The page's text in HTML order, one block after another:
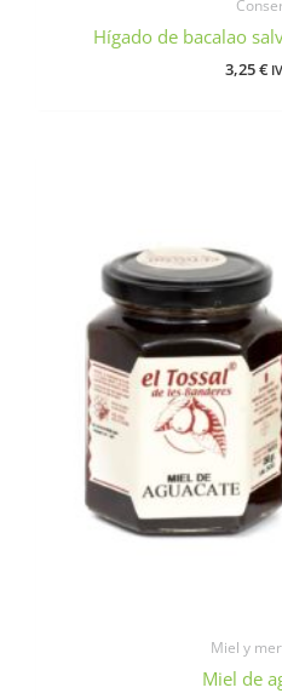
Hígado de bacalao
3,25€
Miel y
Miel de